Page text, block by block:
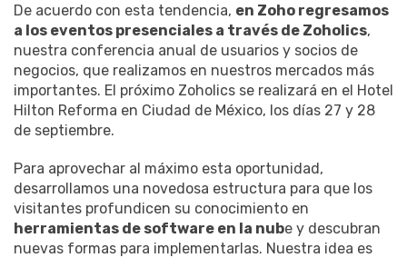
De acuerdo con esta tendencia, en Zoho regresamos
a los eventos presenciales a través de Zoholics,
nuestra conferencia anual de usuarios y socios de
negocios, que realizamos en nuestros mercados más
importantes. El próximo Zoholics se realizará en el Hotel
Hilton Reforma en Ciudad de México, los días 27 y 28
de septiembre.
Para aprovechar al máximo esta oportunidad,
desarrollamos una novedosa estructura para que los
visitantes profundicen su conocimiento en
herramientas de software en la nube y descubran
nuevas formas para implementarlas. Nuestra idea es